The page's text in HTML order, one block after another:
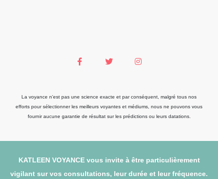
La voyance n'est pas une science exacte et par conséquent, malgré tous nos
efforts pour sélectionner les meilleurs voyantes et médiums, nous ne pouvons vous
fournir aucune garantie de résultat sur les prédictions ou leurs datations.
KATLEEN VOYANCE vous invite à être particulièrement
vigilant sur vos consultations, leur durée et leur fréquence.